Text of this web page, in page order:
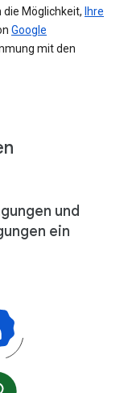
Möglichkeit, Ihre
Google
mit den
und
ein